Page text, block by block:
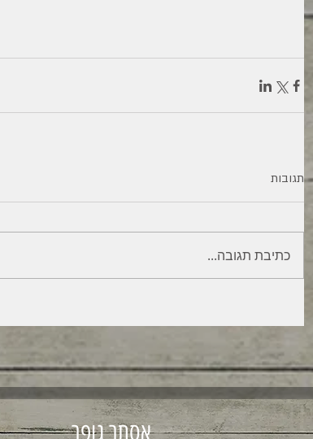
תגובות
כתיבת תגובה...
אסתר גופר